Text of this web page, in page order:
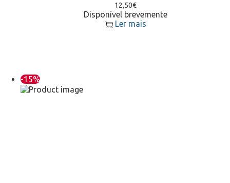
12,50€
Disponível brevemente
Ler mais
-15%